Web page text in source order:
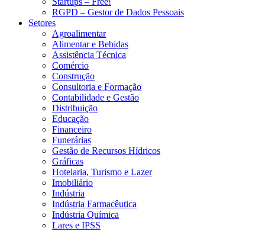
RGPD – Gestor de Dados Pessoais
Setores
Agroalimentar
Alimentar e Bebidas
Assistência Técnica
Comércio
Construção
Consultoria e Formação
Contabilidade e Gestão
Distribuição
Educação
Financeiro
Funerárias
Gestão de Recursos Hídricos
Gráficas
Hotelaria, Turismo e Lazer
Imobiliário
Indústria
Indústria Farmacêutica
Indústria Química
Lares e IPSS